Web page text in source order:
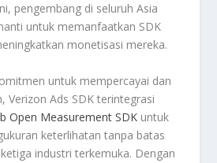
pengembang di seluruh Asia
untuk memanfaatkan SDK
monetisasi mereka.
untuk mempercayai dan
Verizon Ads SDK terintegrasi
Open Measurement SDK untuk
keterlihatan tanpa batas
industri terkemuka. Dengan